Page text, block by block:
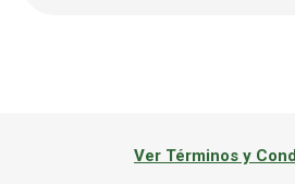
Ver Términos y